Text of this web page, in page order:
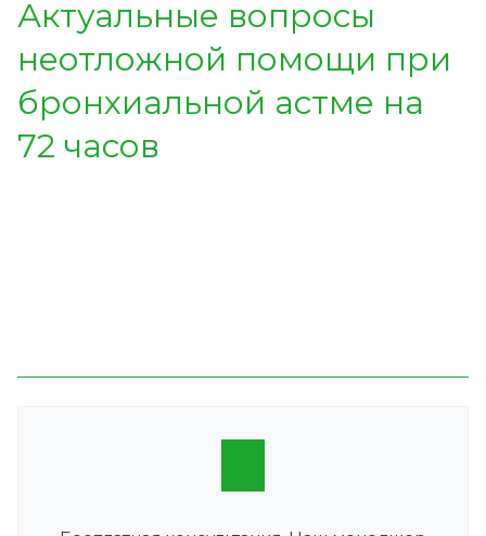
Актуальные вопросы
неотложной помощи при
бронхиальной астме на
72 часов